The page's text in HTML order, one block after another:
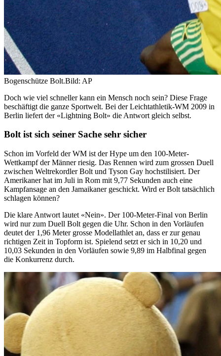
Bogenschütze Bolt.Bild: AP
Doch wie viel schneller kann ein Mensch noch sein? Diese Frage
beschäftigt die ganze Sportwelt. Bei der Leichtathletik-WM 2009 in
Berlin liefert der «Lightning Bolt» die Antwort gleich selbst.
Bolt ist sich seiner Sache sehr sicher
Schon im Vorfeld der WM ist der Hype um den 100-Meter-
Wettkampf der Männer riesig. Das Rennen wird zum grossen Duell
zwischen Weltrekordler Bolt und Tyson Gay hochstilisiert. Der
Amerikaner hat im Juli in Rom mit 9,77 Sekunden auch eine
Kampfansage an den Jamaikaner geschickt. Wird er Bolt tatsächlich
schlagen können?
Die klare Antwort lautet «Nein». Der 100-Meter-Final von Berlin
wird nur zum Duell Bolt gegen die Uhr. Schon in den Vorläufen
deutet der 1,96 Meter grosse Modellathlet an, dass er zur genau
richtigen Zeit in Topform ist. Spielend setzt er sich in 10,20 und
10,03 Sekunden in den Vorläufen sowie 9,89 im Halbfinal gegen
die Konkurrenz durch.